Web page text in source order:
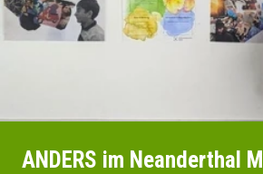
ANDERS im Neanderthal